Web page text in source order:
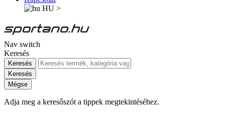
HU >
Nav switch
Keresés
Keresés
Keresés
Mégse
Adja meg a keresőszót a tippek megtekintéséhez.